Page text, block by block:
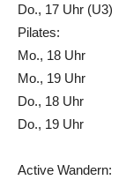
Do., 17 Uhr (U3)
Pilates:
Mo., 18 Uhr
Mo., 19 Uhr
Do., 18 Uhr
Do., 19 Uhr
Active Wandern: